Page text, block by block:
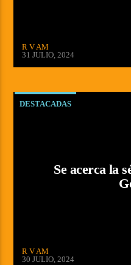
R V AM
31 JULIO, 2024
DESTACADAS
Se acerca la
R V AM
30 JULIO, 2024